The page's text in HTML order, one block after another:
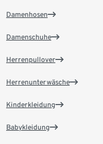
Damenhosen
Damenschuhe
Herrenpullover
Herrenunterwäsche
Kinderkleidung
Babykleidung